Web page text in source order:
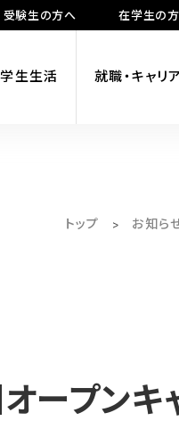
学生生活 就職・キャリ
受験生の方へ 在学生の
トップ > お知ら
ープン